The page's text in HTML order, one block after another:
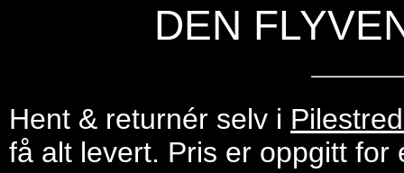
DEN
Hent & returnér selv i
få alt levert. Pris er oppgitt